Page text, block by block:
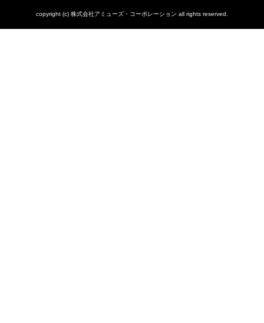
copyright (c) 株式会社アミューズ・コーポレーション all rights reserved.